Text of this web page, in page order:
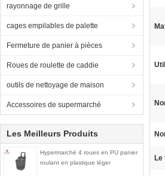
rayonnage de grille
cages empilables de palette
Fermeture de panier à pièces
Roues de roulette de caddie
outils de nettoyage de maison
Accessoires de supermarché
Les Meilleurs Produits
Hypermarché 4 roues en PU panier
roulant en plastique léger
Le